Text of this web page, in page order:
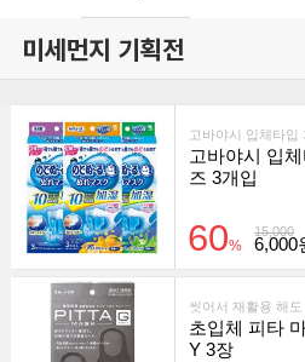
미세먼지 기획전
고바야시 입체타입
고바야시 입
즈 3개입
15,000
60% 6,000
씻어서 재활용 해
초입체 피타
Y 3장